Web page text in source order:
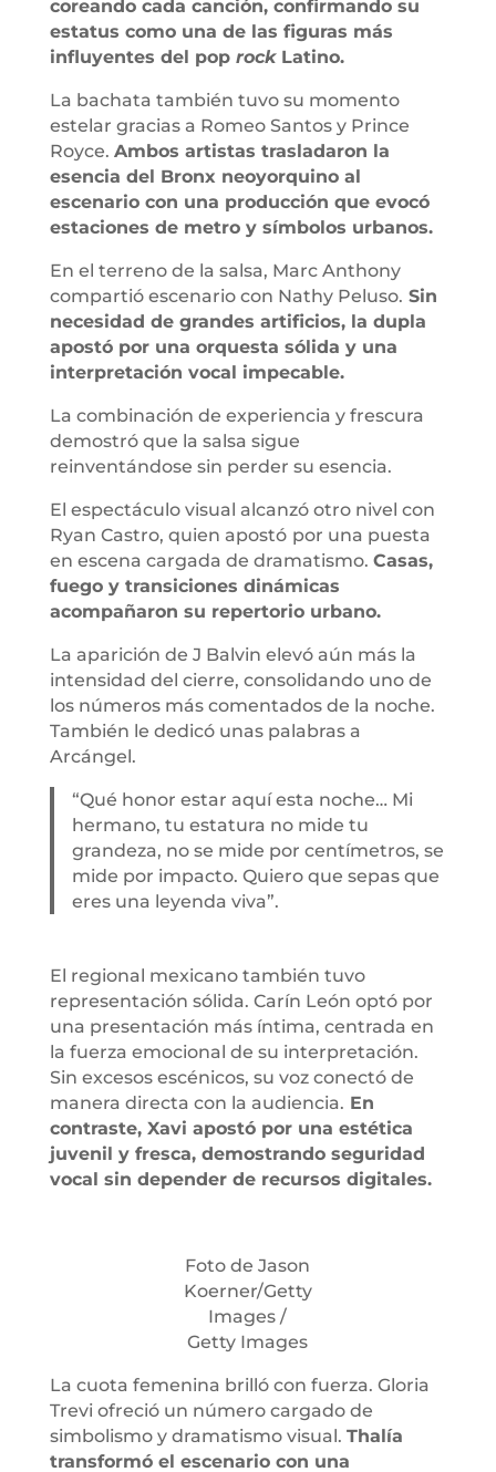
coreando cada canción, confirmando su
estatus como una de las figuras más
influyentes del pop rock Latino.
La bachata también tuvo su momento
estelar gracias a Romeo Santos y Prince
Royce. Ambos artistas trasladaron la
esencia del Bronx neoyorquino al
escenario con una producción que evocó
estaciones de metro y símbolos urbanos.
En el terreno de la salsa, Marc Anthony
compartió escenario con Nathy Peluso. Sin
necesidad de grandes artificios, la dupla
apostó por una orquesta sólida y una
interpretación vocal impecable.
La combinación de experiencia y frescura
demostró que la salsa sigue
reinventándose sin perder su esencia.
El espectáculo visual alcanzó otro nivel con
Ryan Castro, quien apostó por una puesta
en escena cargada de dramatismo. Casas,
fuego y transiciones dinámicas
acompañaron su repertorio urbano.
La aparición de J Balvin elevó aún más la
intensidad del cierre, consolidando uno de
los números más comentados de la noche.
También le dedicó unas palabras a
Arcángel.
“Qué honor estar aquí esta noche… Mi
hermano, tu estatura no mide tu
grandeza, no se mide por centímetros, se
mide por impacto. Quiero que sepas que
eres una leyenda viva”.
El regional mexicano también tuvo
representación sólida. Carín León optó por
una presentación más íntima, centrada en
la fuerza emocional de su interpretación.
Sin excesos escénicos, su voz conectó de
manera directa con la audiencia. En
contraste, Xavi apostó por una estética
juvenil y fresca, demostrando seguridad
vocal sin depender de recursos digitales.
Foto de Jason
Koerner/Getty
Images /
Getty Images
La cuota femenina brilló con fuerza. Gloria
Trevi ofreció un número cargado de
simbolismo y dramatismo visual. Thalía
transformó el escenario con una